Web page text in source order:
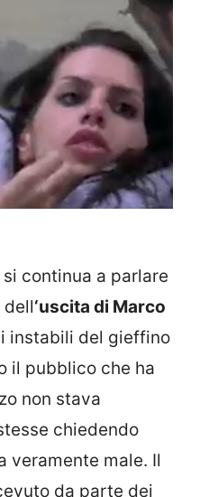
continua a parlare
dell‘uscita di Marco
instabili del gieffino
il pubblico che ha
non stava
chiedendo
veramente male. Il
da parte dei